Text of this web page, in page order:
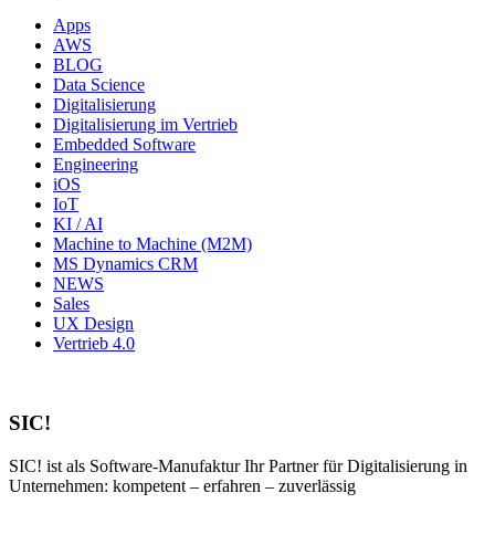
Apps
AWS
BLOG
Data Science
Digitalisierung
Digitalisierung im Vertrieb
Embedded Software
Engineering
iOS
IoT
KI / AI
Machine to Machine (M2M)
MS Dynamics CRM
NEWS
Sales
UX Design
Vertrieb 4.0
SIC!
SIC! ist als Software-Manufaktur Ihr Partner für Digitalisierung in
Unternehmen: kompetent – erfahren – zuverlässig